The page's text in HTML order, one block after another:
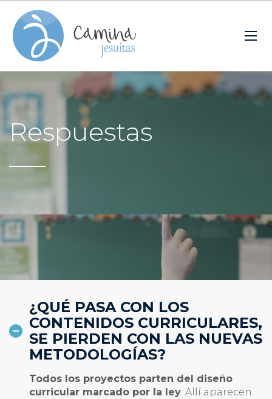
Respuestas
¿QUÉ PASA CON LOS
CONTENIDOS CURRICULARES,
SE PIERDEN CON LAS NUEVAS
METODOLOGÍAS?
Todos los proyectos parten del diseño
curricular marcado por la ley. Allí aparecen